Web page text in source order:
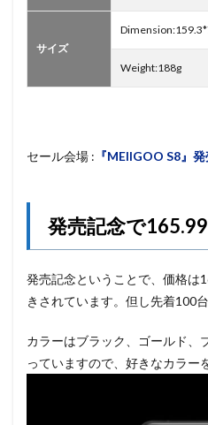
サイズ
Weight:188g
セール会場 : 『MEIIGOO S8』
発売記念で
発売記念ということで、価格は
きされています。但し先着100台
カラーはブラック、ゴールド、
っていますので、好きなカラー